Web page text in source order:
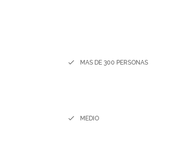
LA COMODIDAD DE MODERNAS
done MAS DE 300 PERSONAS
done MEDIO